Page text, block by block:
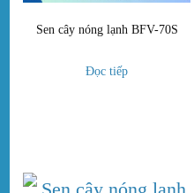
Thẻ sản phẩm
Sen cây nóng lạnh BFV-70S
Đọc tiếp